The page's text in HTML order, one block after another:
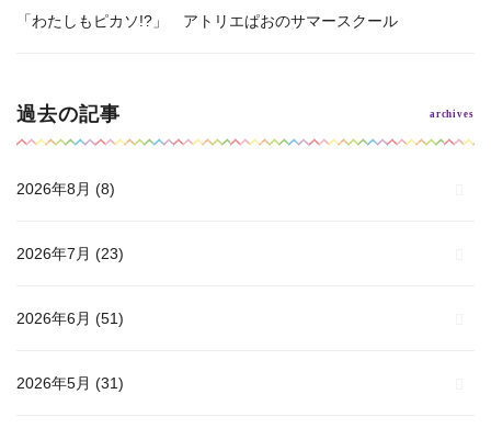
「わたしもピカソ!?」 アトリエぱおのサマースクール
過去の記事
2026年8月 (8)
2026年7月 (23)
2026年6月 (51)
2026年5月 (31)